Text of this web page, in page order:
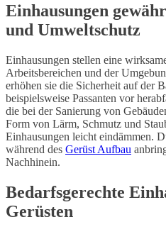
Einhausungen
und Umweltschutz
Einhausungen stellen eine
Arbeitsbereichen und der
erhöhen sie die Sicherheit auf der
beispielsweise Passanten vor
die bei der Sanierung von
Form von Lärm, Schmutz und
Einhausungen leicht eindämmen.
während des Gerüst Aufbau
Nachhinein.
Bedarfsgerechte
Gerüsten